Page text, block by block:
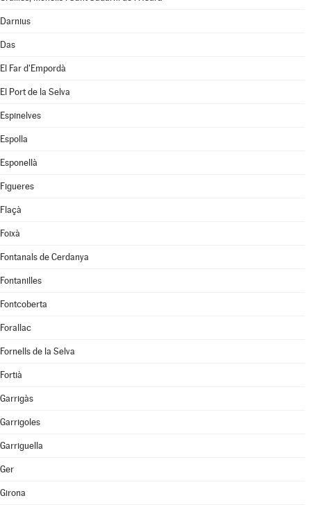
Darnius
Das
El Far d'Empordà
El Port de la Selva
Espinelves
Espolla
Esponellà
Figueres
Flaçà
Foixà
Fontanals de Cerdanya
Fontanilles
Fontcoberta
Forallac
Fornells de la Selva
Fortià
Garrigàs
Garrigoles
Garriguella
Ger
Girona